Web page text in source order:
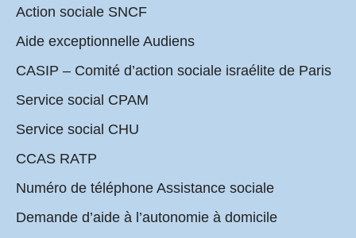
Action sociale SNCF
Aide exceptionnelle Audiens
CASIP – Comité d’action sociale israélite de Paris
Service social CPAM
Service social CHU
CCAS RATP
Numéro de téléphone Assistance sociale
Demande d’aide à l’autonomie à domicile